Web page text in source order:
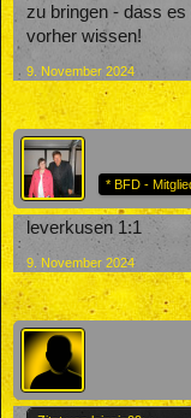
zu bringen - dass es
vorher wissen!
9. November 2024
* BFD -
leverkusen 1:1
9. November 2024